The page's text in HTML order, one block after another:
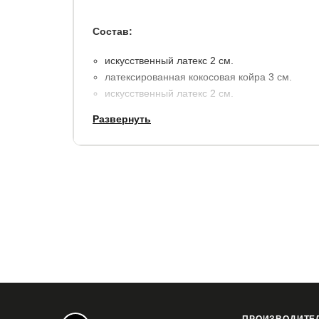
Состав:
искусственный латекс 2 см.
латексированная кокосовая койра 3 см.
искусственный латекс 2 см.
высота матраса: 7 см.
несъемный чехол: поликоттон с высоким
Развернуть